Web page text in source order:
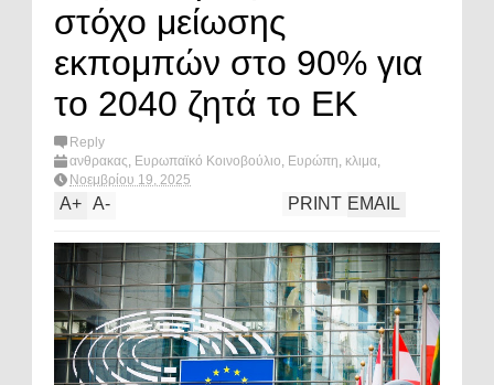
στόχο μείωσης
εκπομπών στο 90% για
το 2040 ζητά το ΕΚ
Reply
ανθρακας, Ευρωπαϊκό Κοινοβούλιο, Ευρώπη, κλιμα,
μεταφορες, πολιτική,
hot?
Νοεμβρίου 19, 2025
A+ A- EMAIL
PRINT